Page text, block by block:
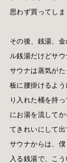
思わず買ってしま
その後、銭湯、
ル銭湯だけどサ
サウナは蒸気が
板に腰掛けるよ
り入れた桶を持
にお湯を流して
てきれいにして
サウナからは、
入る銭湯で、こ